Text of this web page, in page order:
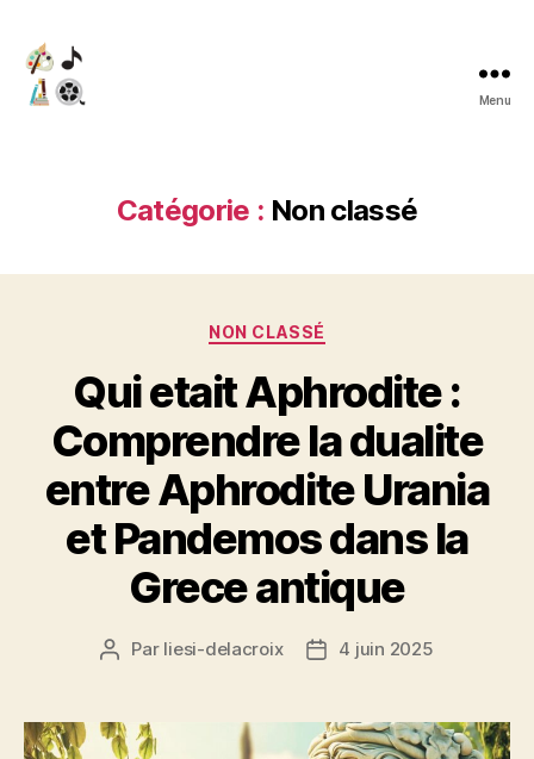
Menu
Catégorie : Non classé
Catégories
NON CLASSÉ
Qui etait Aphrodite :
Comprendre la dualite
entre Aphrodite Urania
et Pandemos dans la
Grece antique
Auteur
Par liesi-delacroix
Date4 juin 2025